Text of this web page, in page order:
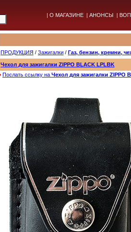
| О МАГАЗИНЕ | АНОНСЫ |
ПРОДУКЦИЯ / Зажигалки / Газ, бензин, кремни,
Чехол для зажигалки ZIPPO BLACK LPLBK
Послать ссылку на Чехол для зажигалки ZIPPO